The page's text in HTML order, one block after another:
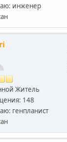
инженер
Житель
148
генпланист